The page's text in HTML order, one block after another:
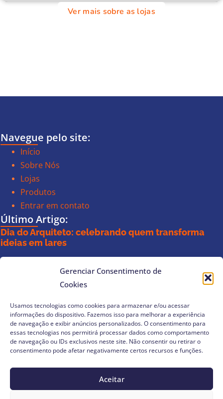
Gerenciar Consentimento de
Cookies
Usamos tecnologias como cookies para armazenar e/ou acessar
informações do dispositivo. Fazemos isso para melhorar a experiência
de navegação e exibir anúncios personalizados. O consentimento para
essas tecnologias nos permitirá processar dados como comportamento
de navegação ou IDs exclusivos neste site. Não consentir ou retirar o
consentimento pode afetar negativamente certos recursos e funções.
Aceitar
Ver mais sobre as lojas
Navegue pelo site:
Início
Sobre Nós
Lojas
Produtos
Entrar em contato
Último Artigo:
Dia do Arquiteto: celebrando quem transforma
ideias em lares
Ler Artigo »
Siga a Toque:
Facebook
@ 2023 - Toque & Retoque - Site por: Rankn Growth Marketing -